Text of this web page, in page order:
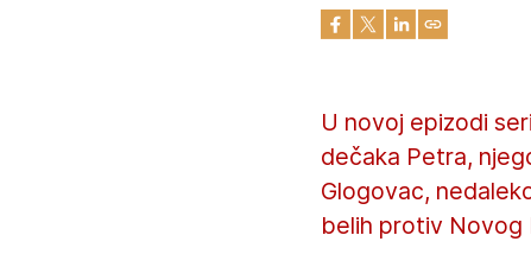
U novoj epizodi
dečaka Petra,
Glogovac,
belih protiv Novog